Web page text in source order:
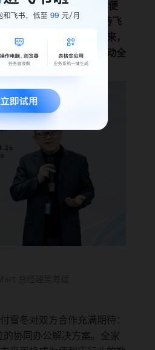
主角。我们不仅要做到‘便
签约是一个新起点，期待飞
数字化转型新篇章。未来，
，以数智赋能提效，推动全
。”
雪冬对双方合作充满期待：
协同办公解决方案。全家